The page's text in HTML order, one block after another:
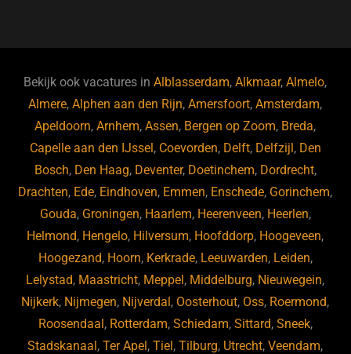
b
o
o
k
ky dI
n
Bekijk ook vacatures inAlblasserdam,Alkmaar,Almelo,
Almere,Alphen aan den Rijn,Amersfoort,Amsterdam,
Apeldoorn,Arnhem,Assen, Bergen op Zoom, Breda,
Capelle aan den IJssel , Coevorden, Delft, Delfzijl , Den
Bosch, Den Haag, Deventer, Doetinchem, Dordrecht,
Drachten, Ede, Eindhoven, Emmen, Enschede, Gorinchem,
Gouda, Groningen, Haarlem, Heerenveen, Heerlen,
Helmond, Hengelo, Hilversum, Hoofddorp, Hoogeveen,
Hoogezand, Hoorn, Kerkrade, Leeuwarden, Leiden,
Lelystad, Maastricht, Meppel , Middelburg, Nieuwegein,
Nijkerk, Nijmegen, Nijverdal , Oosterhout, Oss, Roermond,
Roosendaal , Rotterdam, Schiedam, Sittard, Sneek,
Stadskanaal ,Ter Apel ,Tiel ,Tilburg, Utrecht,Veendam,